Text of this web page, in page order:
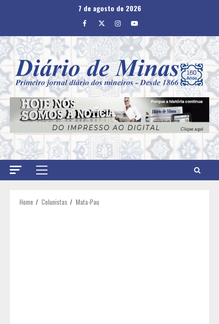
7 de agosto de 2026
Facebook
TwitterInstagram
Youtube
Primary
Home Colunistas Mata-Pau